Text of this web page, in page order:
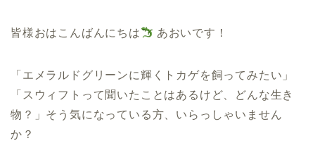
皆様おはこんばんにちは あおいです！
「エメラルドグリーンに輝くトカゲを飼ってみたい」
「スウィフトって聞いたことはあるけど、どんな生き
物？」そう気になっている方、いらっしゃいません
か？